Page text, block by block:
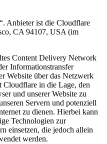
Anbieter ist die Cloudflare
CA 94107, USA (im
Content Delivery Network
Informationstransfer
Website über das Netzwerk
Cloudflare in die Lage, den
und unserer Website zu
Servern und potenziell
zu dienen. Hierbei kann
Technologien zur
einsetzen, die jedoch allein
werden.